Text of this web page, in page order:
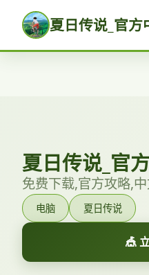
夏日传说_官方
夏日传说_官
免费下载,官方攻略,
电脑 夏日传说
🎪